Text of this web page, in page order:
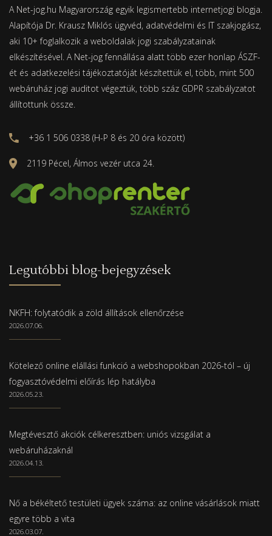
A Net-jog.hu Magyarország egyik legismertebb internetjogi blogja.
Alapítója Dr. Krausz Miklós ügyvéd, adatvédelmi és IT szakjogász,
aki 10+ foglalkozik a weboldalak jogi szabályzatainak
elkészítésével. A Net-jog fennállása alatt több ezer honlap ÁSZF-
ét és adatkezelési tájékoztatóját készítettük el, több, mint 500
webáruház jogi auditot végeztük, több száz GDPR szabályzatot
állítottunk össze.
+36 1 506 0338 (H-P 8 és 20 óra között)
2119 Pécel, Álmos vezér utca 24.
Legutóbbi blog-bejegyzések
NKFH: folytatódik a zöld állítások ellenőrzése
2026.07.06.
Kötelező online elállási funkció a webshopokban 2026-tól – új
fogyasztóvédelmi előírás lép hatályba
2026.05.23.
Megtévesztő akciók célkeresztben: uniós vizsgálat a
webáruházaknál
2026.04.13.
Nő a békéltető testületi ügyek száma: az online vásárlások miatt
egyre több a vita
2026.03.07.